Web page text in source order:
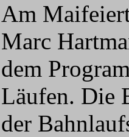
Am
Marc
dem
Läufen. Die
der